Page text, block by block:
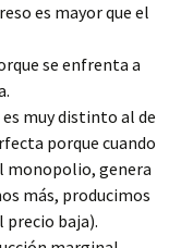
es mayor que el
se enfrenta a
muy distinto al de
porque cuando
monopolio, genera
más, producimos
precio baja).